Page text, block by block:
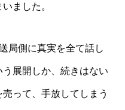
ました。
局側に真実を全て話し
展開しか、続きはない
って、手放してしまう